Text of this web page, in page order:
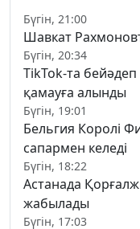
Бүгін, 21:00
Шавкат
Бүгін, 20:34
TikTok-та
қамауға алынды
Бүгін, 19:01
Бельгия Королі
сапармен келеді
Бүгін, 18:22
Астанада
жабылады
Бүгін, 17:03